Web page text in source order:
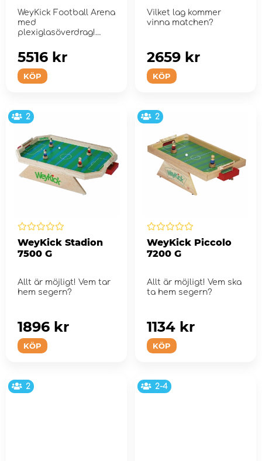
WeyKick Football Arena
med
plexiglasöverdrag!
KÖP
5516 kr
Vilket lag kommer
vinna matchen?
KÖP
2659 kr
2
WeyKick Stadion
7500 G
Allt är möjligt! Vem tar
hem segern?
KÖP
1896 kr
2
WeyKick Piccolo
7200 G
Allt är möjligt! Vem ska
ta hem segern?
KÖP
1134 kr
2 2-4